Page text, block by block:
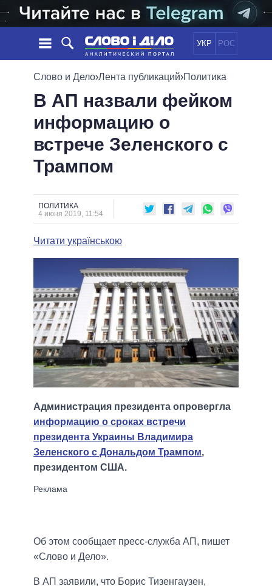
УКР РОС
НОВОСТИ
ЛЕНТА
СОБЫТИЯ
СТАТЬИ
МНЕНИЯ
ОБЗОРЫ
ДАЙДЖЕСТЫ
ПОЛИТИКА
ЭКОНОМИКА
ОБЩЕСТВО
ОБЕЩАНИЯ
ПОЛИТИКИ
ВСЕ ПОЛИТИКИ
ПРЕЗИДЕНТ И ОФИС
ВЕРХОВНАЯ РАДА
КАБИНЕТ МИНИСТРОВ
МЭРЫ
ПОДДЕРЖАТЬ
СРАВНЕНИЕ ПОЛИТИКОВ
Слово и Дело›Лента публикаций›Политика
В АП назвали фейком
информацию о
встрече Зеленского с
Трампом
ПОЛИТИКА
4 июня 2019, 11:54
Читати українською
Администрация президента опровергла
информацию о сроках встречи
президента Украины Владимира
Зеленского с Дональдом Трампом,
президентом США.
Об этом сообщает пресс-служба АП, пишет
«Слово и Дело».
В АП заявили, что Борис Тизенгаузен,